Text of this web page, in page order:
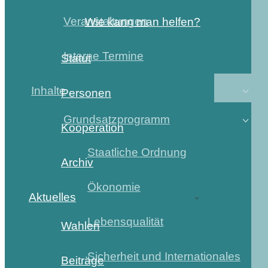
Veranstaltungen
Interne Termine
Inhalte
Grundsatzprogramm
Staatliche Ordnung
Ökonomie
Lebensqualität
Sicherheit und Internationales
Wie kann man helfen?
Statut
Personen
Kooperation
Archiv
Aktuelles
Wahlen
Beiträge